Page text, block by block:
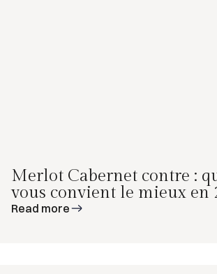
Merlot Cabernet contre :
vous convient le mieux en
Read more